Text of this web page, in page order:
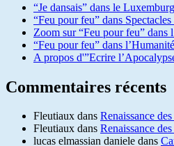
“Je dansais” dans le
“Feu pour feu” dans Spectacles
Zoom sur “Feu pour feu” dans
“Feu pour feu” dans l’Humanité
A propos d'”Ecrire
Commentaires récents
Fleutiaux dans Renaissance
Fleutiaux dans Renaissance
lucas elmassian daniele dans